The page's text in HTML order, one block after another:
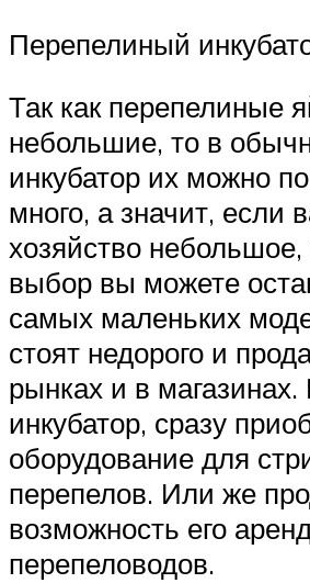
Перепелиный
Так как перепелиные
небольшие, то в
инкубатор их можно
много, а значит, если
хозяйство небольшое,
выбор вы можете
самых маленьких
стоят недорого и
рынках и в
инкубатор, сразу
оборудование для
перепелов. Или же
возможность его
перепеловодов.